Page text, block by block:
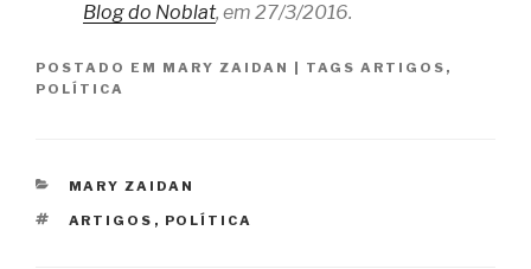
Blog do Noblat, em 27/3/2016.
POSTADO EM MARY ZAIDAN TAGS ARTIGOS ,
POLÍTICA
CATEGORIAS
MARY ZAIDAN
TAGS
ARTIGOS , POLÍTICA